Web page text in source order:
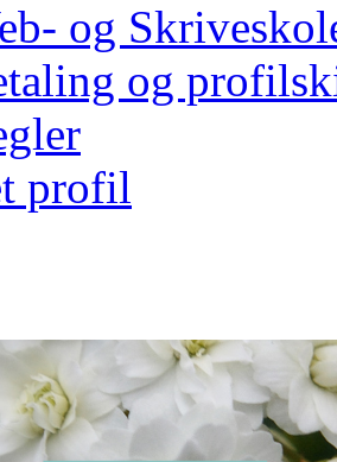
og
og
profil